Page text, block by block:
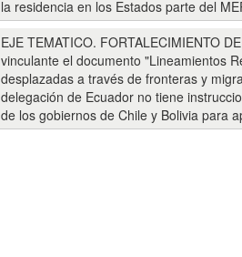
la residencia en los Estados parte del
EJE TEMATICO. FORTALECIMIENTO
vinculante el documento "Lineamientos
desplazadas a través de fronteras y
delegación de Ecuador no tiene
de los gobiernos de Chile y Bolivia para